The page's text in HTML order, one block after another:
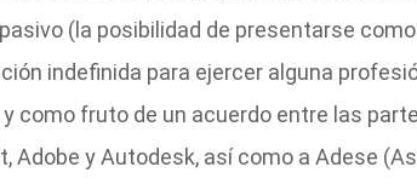
(la posibilidad de presentarse
indefinida para ejercer alguna
como fruto de un acuerdo entre las
Adobe y Autodesk, así como a Adese